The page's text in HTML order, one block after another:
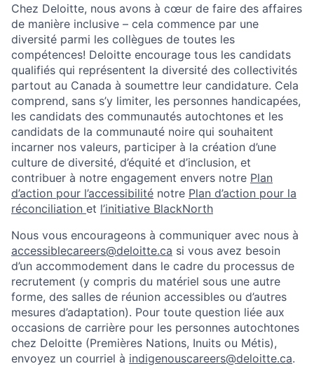
Chez Deloitte, nous avons à cœur de faire des affaires
de manière inclusive – cela commence par une
diversité parmi les collègues de toutes les
compétences! Deloitte encourage tous les candidats
qualifiés qui représentent la diversité des collectivités
partout au Canada à soumettre leur candidature. Cela
comprend, sans s’y limiter, les personnes handicapées,
les candidats des communautés autochtones et les
candidats de la communauté noire qui souhaitent
incarner nos valeurs, participer à la création d’une
culture de diversité, d’équité et d’inclusion, et
contribuer à notre engagement envers notre Plan
d’action pour l’accessibilité notre Plan d’action pour la
réconciliation et l’initiative BlackNorth
Nous vous encourageons à communiquer avec nous à
accessiblecareers@deloitte.ca si vous avez besoin
d’un accommodement dans le cadre du processus de
recrutement (y compris du matériel sous une autre
forme, des salles de réunion accessibles ou d’autres
mesures d’adaptation). Pour toute question liée aux
occasions de carrière pour les personnes autochtones
chez Deloitte (Premières Nations, Inuits ou Métis),
envoyez un courriel à indigenouscareers@deloitte.ca.